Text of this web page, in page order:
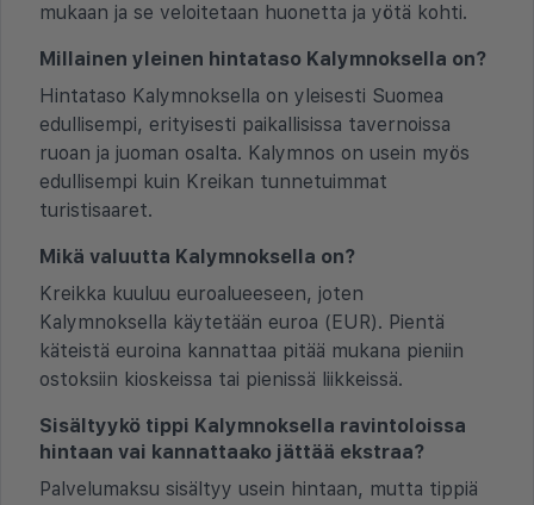
mukaan ja se veloitetaan huonetta ja yötä kohti.
Millainen yleinen hintataso Kalymnoksella on?
Hintataso Kalymnoksella on yleisesti Suomea
edullisempi, erityisesti paikallisissa tavernoissa
ruoan ja juoman osalta. Kalymnos on usein myös
edullisempi kuin Kreikan tunnetuimmat
turistisaaret.
Mikä valuutta Kalymnoksella on?
Kreikka kuuluu euroalueeseen, joten
Kalymnoksella käytetään euroa (EUR). Pientä
käteistä euroina kannattaa pitää mukana pieniin
ostoksiin kioskeissa tai pienissä liikkeissä.
Sisältyykö tippi Kalymnoksella ravintoloissa
hintaan vai kannattaako jättää ekstraa?
Palvelumaksu sisältyy usein hintaan, mutta tippiä